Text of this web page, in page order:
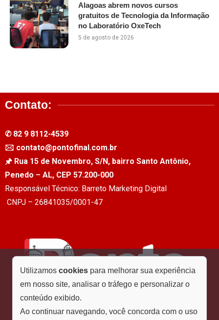
Alagoas abrem novos cursos
gratuitos de Tecnologia da Informação
no Laboratório OxeTech
5 de agosto de 2026
Utilizamos cookies para melhorar sua experiência
em nosso site, analisar o tráfego e personalizar o
conteúdo exibido.
Ao continuar navegando, você concorda com o uso
Contato:
✆ 82 9 8112-4539
🖂 contato@pontofinal.com.br
🖈 Rua 15 de Novembro, S/N, bairro Santo Antônio,
Penedo – AL, CEP 57.200-000
Responsável Técnico: Barreto Marketing Digital
CNPJ – 26841035/0001-47